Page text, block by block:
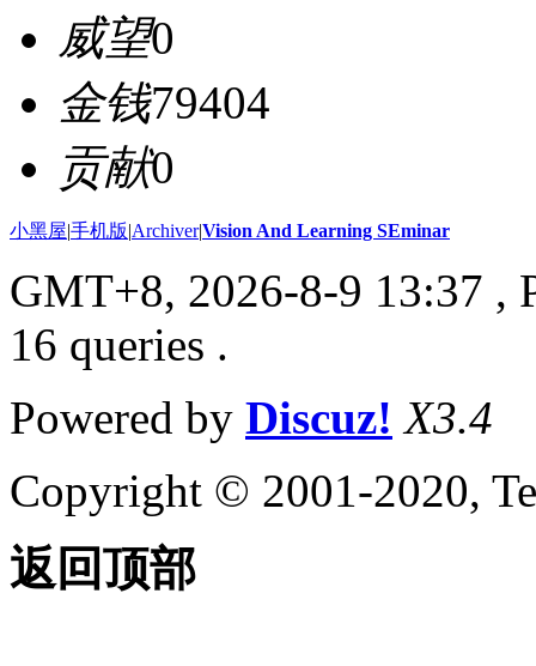
威望0
金钱79404
贡献0
小黑屋|手机版|Archiver|Vision And Learning SEminar
GMT+8, 2026-8-9 13:37 ,
16 queries .
Powered by Discuz! X3.4
Copyright © 2001-2020,
返回顶部